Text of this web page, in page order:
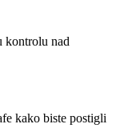
kontrolu nad
kako biste postigli